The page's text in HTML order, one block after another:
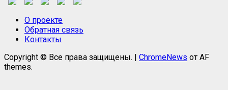
О проекте
Обратная связь
Контакты
Copyright © Все права защищены. | ChromeNews от AF
themes.